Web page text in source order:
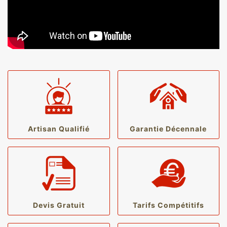
Artisan Qualifié Garantie Décennale
Devis Gratuit Tarifs Compétitifs